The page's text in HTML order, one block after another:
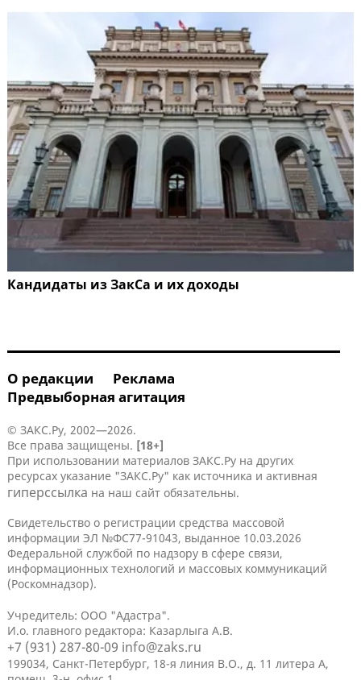
Кандидаты из ЗакСа и их доходы
О редакции
Реклама
Предвыборная агитация
© ЗАКС.Ру, 2002—2026.
Все права защищены. [18+]
При использовании материалов ЗАКС.Ру на других
ресурсах указание "ЗАКС.Ру" как источника и активная
гиперссылка на наш сайт обязательны.
Свидетельство о регистрации средства массовой
информации ЭЛ №ФС77-91043, выданное 10.03.2026
Федеральной службой по надзору в сфере связи,
информационных технологий и массовых коммуникаций
(Роскомнадзор).
Учредитель: ООО "Адастра".
И.о. главного редактора: Казарлыга А.В.
+7 (931) 287-80-09 info@zaks.ru
199034, Санкт-Петербург, 18-я линия В.О., д. 11 литера А,